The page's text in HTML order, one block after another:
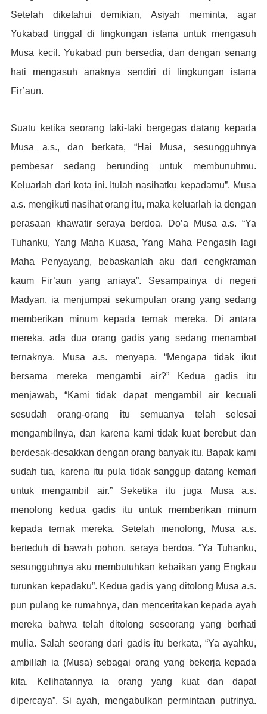
Setelah diketahui demikian, Asiyah meminta, agar
Yukabad tinggal di lingkungan istana untuk mengasuh
Musa kecil. Yukabad pun bersedia, dan dengan senang
hati mengasuh anaknya sendiri di lingkungan istana
Fir’aun.
Suatu ketika seorang laki-laki bergegas datang kepada
Musa a.s., dan berkata, “Hai Musa, sesungguhnya
pembesar sedang berunding untuk membunuhmu.
Keluarlah dari kota ini. Itulah nasihatku kepadamu”. Musa
a.s. mengikuti nasihat orang itu, maka keluarlah ia dengan
perasaan khawatir seraya berdoa. Do’a Musa a.s. “Ya
Tuhanku, Yang Maha Kuasa, Yang Maha Pengasih lagi
Maha Penyayang, bebaskanlah aku dari cengkraman
kaum Fir’aun yang aniaya”. Sesampainya di negeri
Madyan, ia menjumpai sekumpulan orang yang sedang
memberikan minum kepada ternak mereka. Di antara
mereka, ada dua orang gadis yang sedang menambat
ternaknya. Musa a.s. menyapa, “Mengapa tidak ikut
bersama mereka mengambi air?” Kedua gadis itu
menjawab, “Kami tidak dapat mengambil air kecuali
sesudah orang-orang itu semuanya telah selesai
mengambilnya, dan karena kami tidak kuat berebut dan
berdesak-desakkan dengan orang banyak itu. Bapak kami
sudah tua, karena itu pula tidak sanggup datang kemari
untuk mengambil air.” Seketika itu juga Musa a.s.
menolong kedua gadis itu untuk memberikan minum
kepada ternak mereka. Setelah menolong, Musa a.s.
berteduh di bawah pohon, seraya berdoa, “Ya Tuhanku,
sesungguhnya aku membutuhkan kebaikan yang Engkau
turunkan kepadaku”. Kedua gadis yang ditolong Musa a.s.
pun pulang ke rumahnya, dan menceritakan kepada ayah
mereka bahwa telah ditolong seseorang yang berhati
mulia. Salah seorang dari gadis itu berkata, “Ya ayahku,
ambillah ia (Musa) sebagai orang yang bekerja kepada
kita. Kelihatannya ia orang yang kuat dan dapat
dipercaya”. Si ayah, mengabulkan permintaan putrinya.